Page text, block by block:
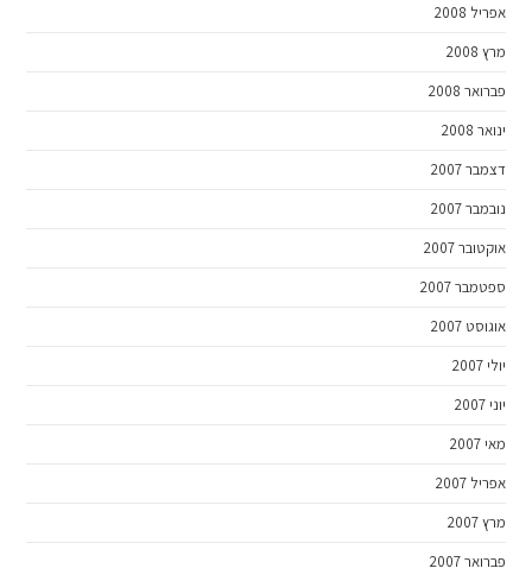
אפריל 2008
מרץ 2008
פברואר 2008
ינואר 2008
דצמבר 2007
נובמבר 2007
אוקטובר 2007
ספטמבר 2007
אוגוסט 2007
יולי 2007
יוני 2007
מאי 2007
אפריל 2007
מרץ 2007
פברואר 2007